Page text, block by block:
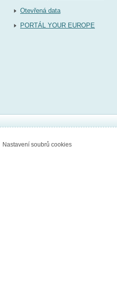
Otevřená data
PORTÁL YOUR EUROPE
Nastavení soubrů cookies